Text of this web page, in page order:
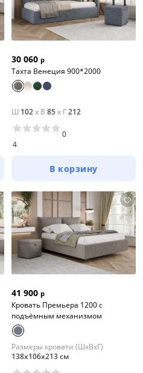
30 060 р
Тахта Венеция 900*2000
Ш 102x В 85x Г212
4
0
В корзину
41 900 р
Кровать Премьера 1200 с
подъёмным механизмом
Размеры кровати (ШхВхГ)
138х106х213 см